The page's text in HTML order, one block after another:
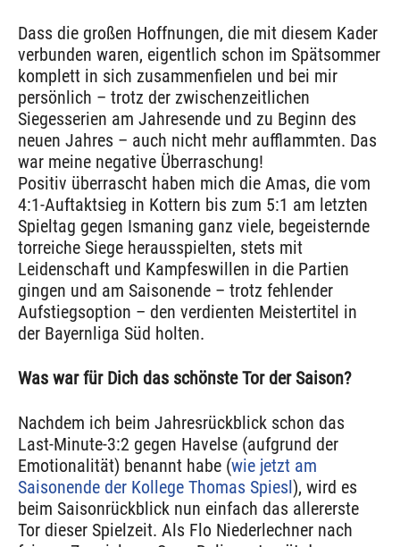
Dass die großen Hoffnungen, die mit diesem Kader
verbunden waren, eigentlich schon im Spätsommer
komplett in sich zusammenfielen und bei mir
persönlich – trotz der zwischenzeitlichen
Siegesserien am Jahresende und zu Beginn des
neuen Jahres – auch nicht mehr aufflammten. Das
war meine negative Überraschung!
Positiv überrascht haben mich die Amas, die vom
4:1-Auftaktsieg in Kottern bis zum 5:1 am letzten
Spieltag gegen Ismaning ganz viele, begeisternde
torreiche Siege herausspielten, stets mit
Leidenschaft und Kampfeswillen in die Partien
gingen und am Saisonende – trotz fehlender
Aufstiegsoption – den verdienten Meistertitel in
der Bayernliga Süd holten.
Was war für Dich das schönste Tor der Saison?
Nachdem ich beim Jahresrückblick schon das
Last-Minute-3:2 gegen Havelse (aufgrund der
Emotionalität) benannt habe (wie jetzt am
Saisonende der Kollege Thomas Spiesl), wird es
beim Saisonrückblick nun einfach das allererste
Tor dieser Spielzeit. Als Flo Niederlechner nach